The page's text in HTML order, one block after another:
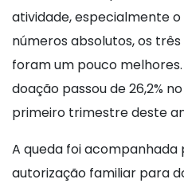
atividade, especialmente
números absolutos, os três
foram um pouco
doação passou de 26,2%
primeiro trimestre deste
A queda foi
autorização familiar para